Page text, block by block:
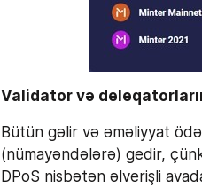
Validator və
Bütün gəlir və əməliyyat
(nümayəndələrə) gedir,
DPoS nisbətən əlverişli